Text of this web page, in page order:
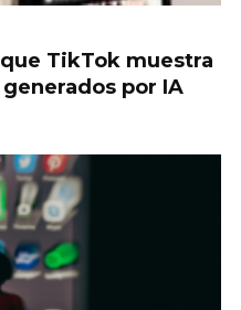
TikTok muestra
por IA